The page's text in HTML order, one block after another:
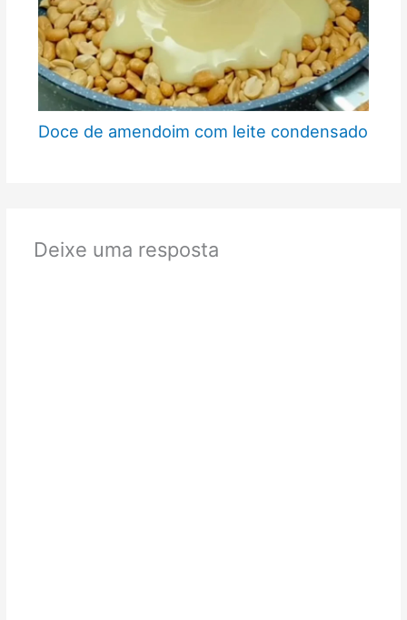
Doce de amendoim com leite condensado
Deixe uma resposta